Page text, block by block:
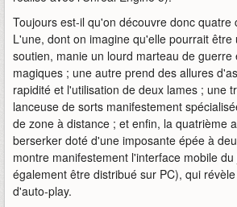
Toujours est-il qu'on découvre donc quatre
L'une, dont on imagine qu'elle pourrait être
soutien, manie un lourd marteau de guerre
magiques ; une autre prend des allures
rapidité et l'utilisation de deux lames ; une
lanceuse de sorts manifestement
de zone à distance ; et enfin, la quatrième
berserker doté d'une imposante épée à
montre manifestement l'interface mobile
également être distribué sur PC), qui
d'auto-play.